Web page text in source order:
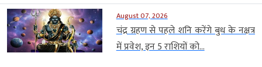
August 07, 2026
चंद्र ग्रहण से पहले शनि करेंगे बुध के नक्षत्र
में प्रवेश, इन 5 राशियों को...